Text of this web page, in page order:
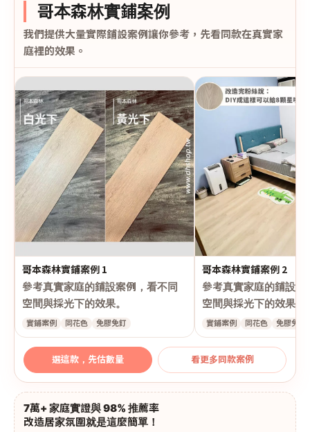
哥本森林實鋪案例
我們提供大量實際鋪設案例讓你參考，先看同款在真實家
庭裡的效果。
哥本森林實鋪案例 1
參考真實家庭的鋪設案例，看不同
空間與採光下的效果。
實鋪案例 同花色 免膠免釘
哥本森林實鋪案例 2
參考真實家庭的鋪設案
空間與採光下的效果。
實鋪案例 同花色 免膠免釘
選這款，先估數量 看更多同款案例
7萬+ 家庭實證與 98% 推薦率
改造居家氛圍就是這麼簡單！